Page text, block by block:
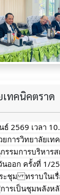
เทคนิคตราด
2569 เวลา
ยการวิทยาลัยเท
รมการบริหาร
ออก ครั้งที่ 1/
ะชุม ทราบในเ
ารเป็นชุมพลังหลั